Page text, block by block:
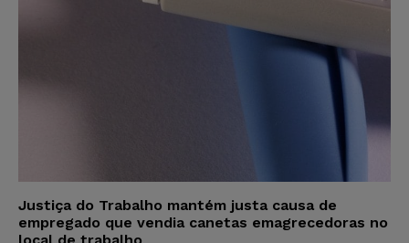
Justiça do Trabalho mantém justa causa de
empregado que vendia canetas emagrecedoras no